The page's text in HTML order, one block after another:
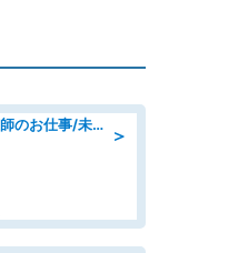
＞
社団法人での保健師・看護師のお仕事/未経験OK/要資格:普通免許、保健師、正看護師